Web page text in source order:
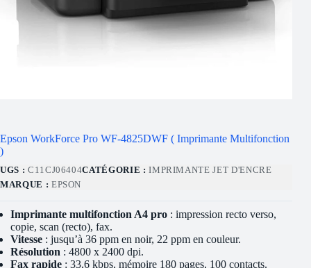
Epson WorkForce Pro WF-4825DWF ( Imprimante Multifonction
)
UGS : C11CJ06404CATÉGORIE :IMPRIMANTE JET D'ENCRE
MARQUE : EPSON
Imprimante multifonction A4 pro : impression recto verso,
copie, scan (recto), fax.
Vitesse : jusqu’à 36 ppm en noir, 22 ppm en couleur.
Résolution : 4800 x 2400 dpi.
Fax rapide : 33,6 kbps, mémoire 180 pages, 100 contacts.